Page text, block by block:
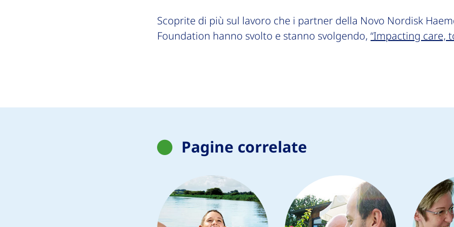
Scoprite di più sul lavoro che i partner della Novo Nordisk
Foundation hanno svolto e stanno svolgendo,“Impacting care,
Pagine correlate
Vivere con